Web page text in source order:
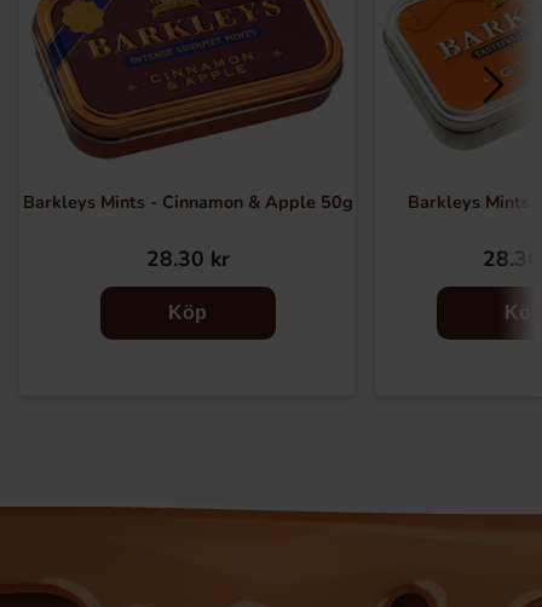
Barkleys Mints - Cinnamon & Apple 50g
28.30 kr
Köp
Barkleys Mints
Köp